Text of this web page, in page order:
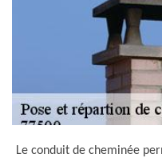
Le conduit de cheminée